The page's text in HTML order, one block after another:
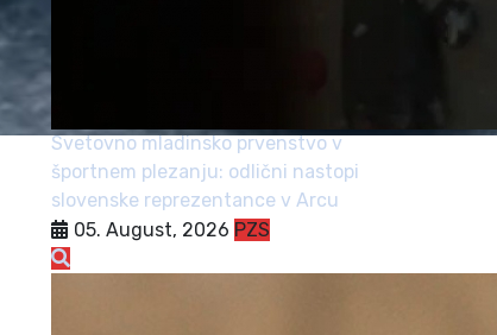
Svetovno mladinsko prvenstvo v
športnem plezanju: odlični nastopi
slovenske reprezentance v Arcu
05. August, 2026 PZS